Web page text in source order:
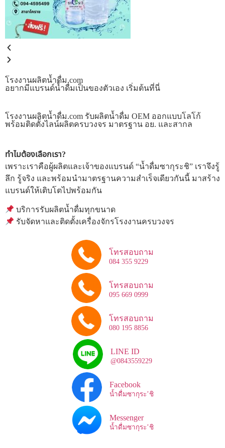
โรงงานผลิตน้ำดื่ม.com
อยากมีแบรนด์น้ำดื่มเป็นของตัวเอง เริ่มต้นที่นี่
โรงงานผลิตน้ำดื่ม.com รับผลิตน้ำดื่ม OEM ออกแบบโลโก้
พร้อมติดตั้งไลน์ผลิตครบวงจร มาตรฐาน อย. และสากล
ทำไมต้องเลือกเรา?
เพราะเราคือผู้ผลิตและเจ้าของแบรนด์ “น้ำดื่มซากุระชิ” เราจึงรู้
ลึก รู้จริง และพร้อมนำมาตรฐานความสำเร็จเดียวกันนี้ มาสร้าง
แบรนด์ให้เติบโตไปพร้อมกัน
บริการรับผลิตน้ำดื่มทุกขนาด
รับจัดหาและติดตั้งเครื่องจักรโรงงานครบวงจร
โทรสอบถาม
084 355 9229
โทรสอบถาม
095 669 0999
โทรสอบถาม
080 195 8856
LINE ID
@0843559229
Facebook
น้ำดื่มซากุระ’ชิ
Messenger
น้ำดื่มซากุระ’ชิ